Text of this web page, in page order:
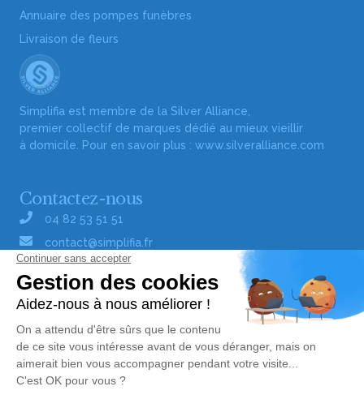
Annuaire des pompes funèbres
Livraison de fleurs
Simplifia est membre de la Silver Alliance,
premier collectif de marques dédié au mieux vieillir
à domicile. Pour en savoir plus : www.silveralliance.com
Contactez-nous
04 82 53 51 51
contact@simplifia.fr
Réseaux sociaux
Liens utiles
Publier un avis de décès